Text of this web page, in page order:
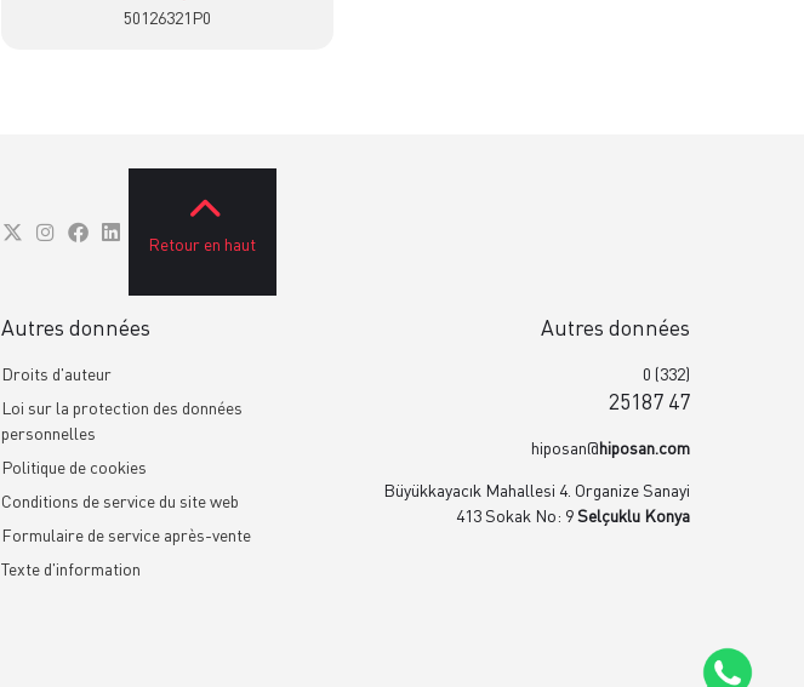
50126321P0
Retour en haut
Autres données
Droits d'auteur
Loi sur la protection des données
personnelles
Politique de cookies
Conditions de service du site web
Formulaire de service après-vente
Texte d'information
Autres données
0 (332)
25187 47
hiposan@hiposan.com
Büyükkayacık Mahallesi 4. Organize Sanayi
413 Sokak No: 9Selçuklu Konya